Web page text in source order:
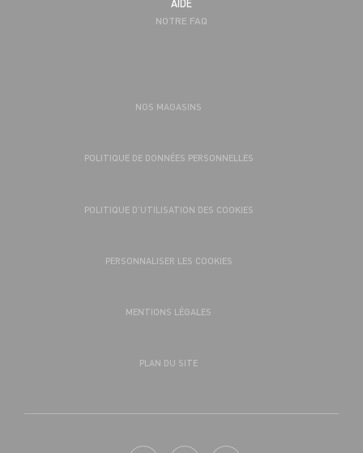
AIDE
NOTRE FAQ
NOS MAGASINS
POLITIQUE DE DONNÉES PERSONNELLES
POLITIQUE D’UTILISATION DES COOKIES
PERSONNALISER LES COOKIES
MENTIONS LÉGALES
PLAN DU SITE